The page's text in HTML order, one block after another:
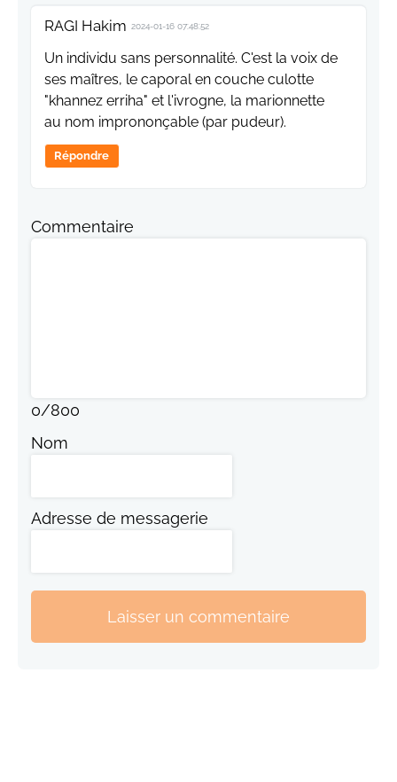
RAGI Hakim 2024-01-16 07:48:52
Un individu sans personnalité. C'est la voix de
ses maîtres, le caporal en couche culotte
"khannez erriha" et l'ivrogne, la marionnette
au nom imprononçable (par pudeur).
Répondre
Commentaire
0/800
Nom
Adresse de messagerie
Laisser un commentaire